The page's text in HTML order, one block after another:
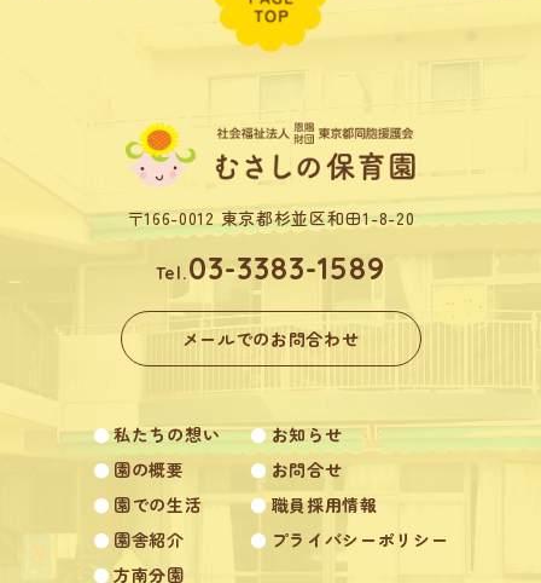
〒166-0012 東京都杉並区和田1-8-20
Tel.03-3383-1589
メールでのお問合わせ
●私たちの想い
● 園の概要
● 園での生活
● 園舎紹介
● 方南分園
● お知らせ
● お問合せ
● 職員採用情報
● プライバシーポリシー